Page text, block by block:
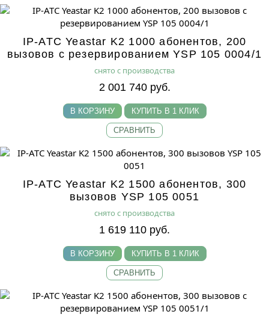
IP-АТС Yeastar K2 1000 абонентов, 200
вызовов с резервированием YSP 105 0004/1
снято с производства
2 001 740 руб.
В КОРЗИНУ КУПИТЬ В 1 КЛИК
СРАВНИТЬ
IP-АТС Yeastar K2 1500 абонентов, 300
вызовов YSP 105 0051
снято с производства
1 619 110 руб.
В КОРЗИНУ КУПИТЬ В 1 КЛИК
СРАВНИТЬ